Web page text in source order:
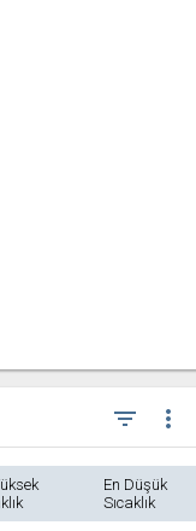
filter_list more_vert
En Düşük
Sıcaklık